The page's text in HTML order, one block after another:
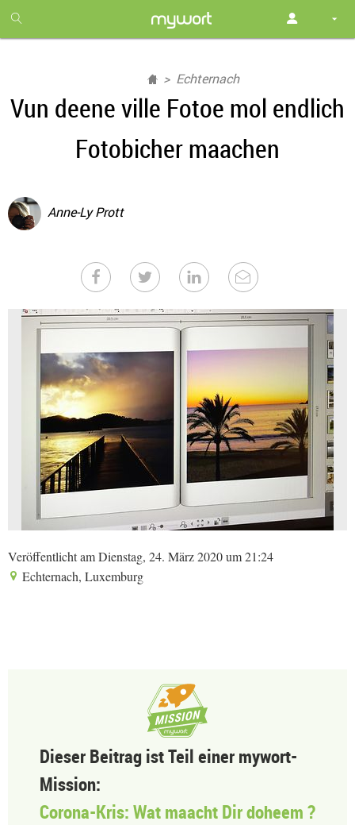
month
free
Echternach
Vun deene ville Fotoe mol endlich
Fotobicher maachen
Anne-Ly Prott
Veröffentlicht am Dienstag, 24. März 2020 um 21:24
Echternach, Luxemburg
Dieser Beitrag ist Teil einer mywort-
Mission:
Corona-Kris: Wat maacht Dir doheem ?